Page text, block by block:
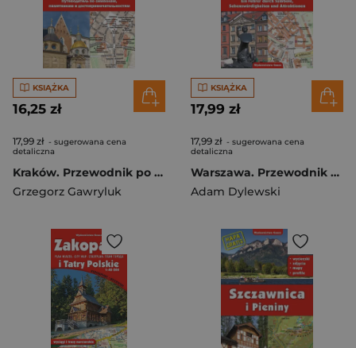
KSIĄŻKA
16,25 zł
17,99 zł - sugerowana cena
detaliczna
Kraków. Przewodnik po symbolach, zabytkach i atrakcjach wer. rosyjska
Grzegorz Gawryluk
KSIĄŻKA
17,99 zł
17,99 zł - sugerowana cena
detaliczna
Warszawa. Przewodnik po symbolach zabytkach i atrakcjach wer. niemiecka wyd. 2022
Adam Dylewski